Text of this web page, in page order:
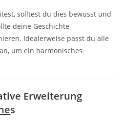
solltest du dies bewusst und
deine Geschichte
Idealerweise passt du alle
um ein harmonisches
Erweiterung
s